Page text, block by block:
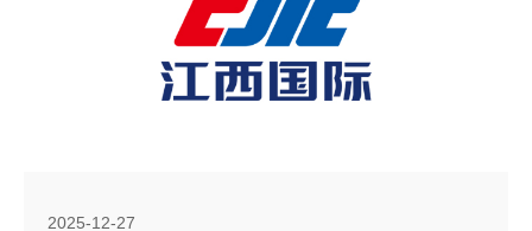
2025-12-27